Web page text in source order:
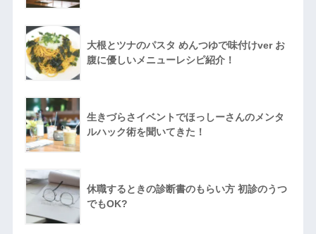
大根とツナのパスタ めんつゆで味付けver お
腹に優しいメニューレシピ紹介！
生きづらさイベントでほっしーさんのメンタ
ルハック術を聞いてきた！
休職するときの診断書のもらい方 初診のうつ
でもOK?